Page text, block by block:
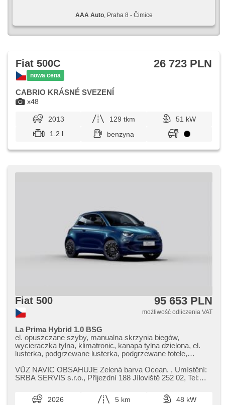
AAA Auto, Praha 8 - Čimice
x48
Fiat 500C
nowa cena
26 723 PLN
CABRIO KRÁSNÉ SVEZENÍ
2013 129 tkm
51 kW
1.2 l
benzyna
Fiat 500 95 653 PLN
możliwość odliczenia VAT
La Prima Hybrid 1.0 BSG
el. opuszczane szyby, manualna skrzynia biegów,
wycieraczka tylna, klimatronic, kanapa tylna dzielona, el.
lusterka, podgrzewane lusterka, podgrzewane fotele,
poduszka powietrzna, USB, czujnik deszczu, halogeny,
napęd 4x2, czujnik ciśnienia opon, reflektory LED,
únavy řidiče, parkovací senzory zadní, LED denní svícení,
zatmavená zadní skla, Android Auto, Apple CarPlay,
VŮZ NAVÍC OBSAHUJE Zelená barva Ocean. ,​ Umístění:
SRBA SERVIS s.r.o.,​ Příjezdní 188 Jíloviště 252 02,​ Tel:
2026 5 km
48 kW